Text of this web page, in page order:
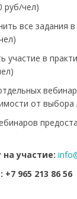
руб/чел)
все задания
участие в
от
участие:
965 213 86 56